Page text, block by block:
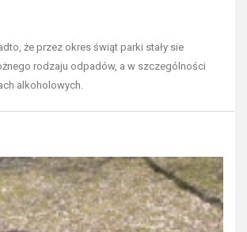
że przez okres świąt parki stały sie
rodzaju odpadów, a w szczególności
alkoholowych.